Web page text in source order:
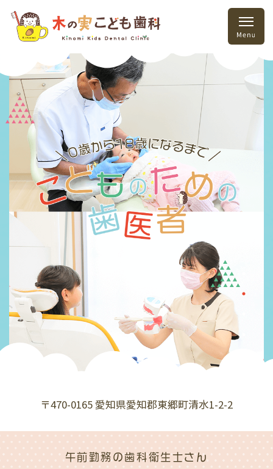
〒470-0165 愛知県愛知郡東郷町清水1-2-2
午前勤務の歯科衛生士さん